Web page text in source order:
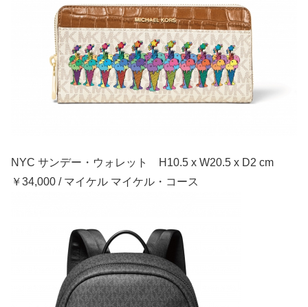
NYC サンデー・ウォレット H10.5 x W20.5 x D2 cm
￥34,000 / マイケル マイケル・コース